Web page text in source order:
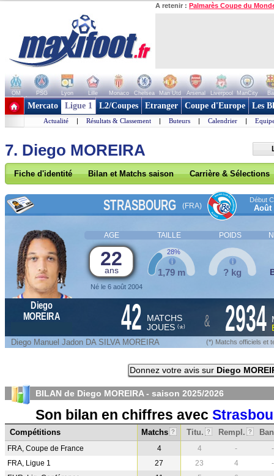
A retenir : Palmarès Coupe du
OM PSG Lyon Lille Monaco Chelsea Man Utd Arsenal Liverpool ManCity
+ de clubs
Mercato Ligue 1 L2/Coupes Etranger Coupe d'Europe Les
Actualité | Résultats & Classement | Buteurs | Calendrier |
7. Diego MOREIRA
Fiche d'identité Bilan et Matchs saison Carrière & Sélections
STRASBOURG (FRA)
Début
Août
AGE TAILLE POIDS
22
ans
Né le 6 août 2004
1,79 m
28%
? kg
Diego
MOREIRA
42 MATCHS
JOUES (*) & 2934
Diego Manuel Jadon DA SILVA MOREIRA (*) Matchs officiels et
Donnez votre avis sur Diego
BILAN de Diego MOREIRA - saison 2025/2026
Son bilan en chiffres avec
Compétitions Matchs ? Titu. ? Rempl. ?
FRA, Coupe de France 4 4 -
-
FRA, Ligue 1
27 23 4
-